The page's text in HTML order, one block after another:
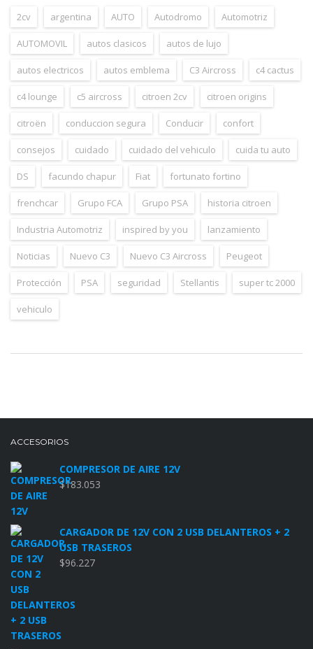
2cv argentina AUTO Autodromo Automotriz
AUTOMOVIL autos clasicos autos de lujo
autos electricos autos emblema C3 Aircross c4 cactus
c4 lounge c5 aircross citroen 2cv citroen origins
citroën conduccion segura Conducir confort
consejos cuidado cuidado del vehiculo cuida tu auto
DS facundo chapur Fiat fortunato fortino
frenchcar Grupo FCA Grupo PSA historia citroen
Industria Automotriz inspired by you lanzamiento
Noticias Nuevo C3 Nuevo C3 Aircross Peugeot
Protección PSA seguridad Stellantis super tc 2000
vehiculo
ACCESORIOS
COMPRESOR DE AIRE 12V
$183.053
CARGADOR DE 12V CON 2 USB DELANTEROS + 2
USB TRASEROS
$96.227